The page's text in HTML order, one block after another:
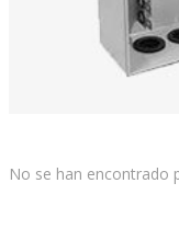
No se han encontrado